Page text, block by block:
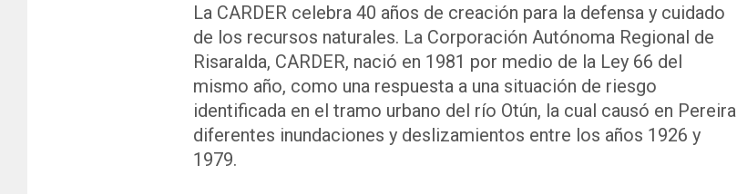
La CARDER celebra 40 años de creación para la defensa y cuidado
de los recursos naturales. La Corporación Autónoma Regional de
Risaralda, CARDER, nació en 1981 por medio de la Ley 66 del
mismo año, como una respuesta a una situación de riesgo
identificada en el tramo urbano del río Otún, la cual causó en Pereira
diferentes inundaciones y deslizamientos entre los años 1926 y
1979.